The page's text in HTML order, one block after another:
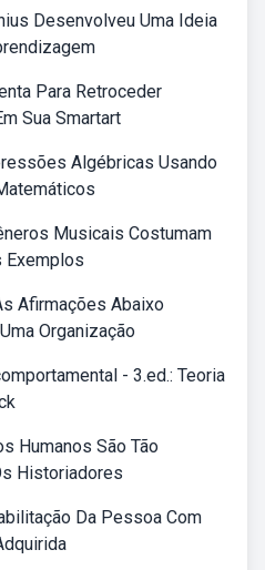
Desenvolveu Uma Ideia
Para Retroceder
Sua Smartart
Algébricas Usando
Musicais Costumam
Exemplos
Afirmações Abaixo
Organização
- 3.ed.: Teoria
Humanos São Tão
Historiadores
Da Pessoa Com